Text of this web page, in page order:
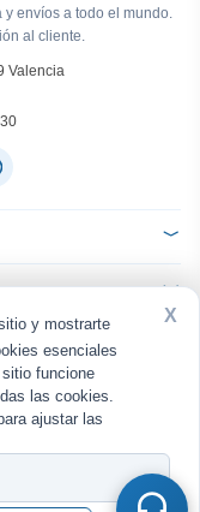
y mostrarte
esenciales
funcione
las cookies.
ajustar las
X
envíos a todo el mundo.
al cliente.
Valencia
Bizum
seQura
Correos UPS
·Cookies